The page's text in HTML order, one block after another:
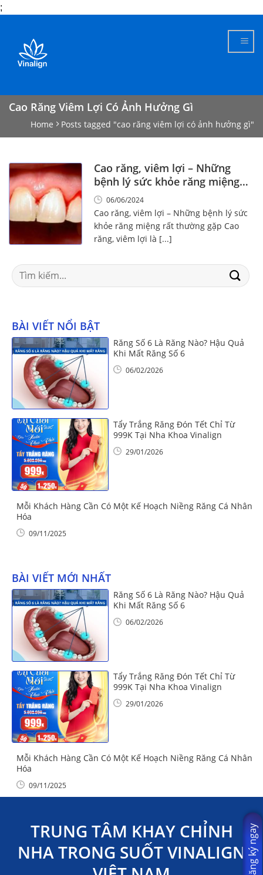
;
content
Cao Răng Viêm Lợi Có Ảnh Hưởng Gì
Home Posts tagged "cao răng viêm lợi có ảnh hưởng gì"
Cao răng, viêm lợi – Những
bệnh lý sức khỏe răng miệng
rất thường gặp
06/06/2024
Cao răng, viêm lợi – Những bệnh lý sức
khỏe răng miệng rất thường gặp Cao
răng, viêm lợi là [...]
Search
for:
BÀI VIẾT NỔI BẬT
Răng Số 6 Là Răng Nào? Hậu Quả
Khi Mất Răng Số 6
06/02/2026
Tẩy Trắng Răng Đón Tết Chỉ Từ
999K Tại Nha Khoa Vinalign
29/01/2026
Mỗi Khách Hàng Cần Có Một Kế Hoạch Niềng Răng Cá Nhân
Hóa
09/11/2025
BÀI VIẾT MỚI NHẤT
Răng Số 6 Là Răng Nào? Hậu Quả
Khi Mất Răng Số 6
06/02/2026
Tẩy Trắng Răng Đón Tết Chỉ Từ
999K Tại Nha Khoa Vinalign
29/01/2026
Mỗi Khách Hàng Cần Có Một Kế Hoạch Niềng Răng Cá Nhân
Hóa
09/11/2025
TRUNG TÂM KHAY CHỈNH
NHA TRONG SUỐT VINALIGN Đăng ký ngay